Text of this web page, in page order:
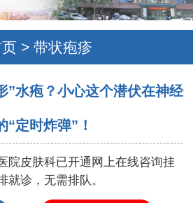
> 带状疱疹
”水疱？小心这个潜伏在神经
“定时炸弹”！
院皮肤科已开通网上在线咨询挂
就诊，无需排队。